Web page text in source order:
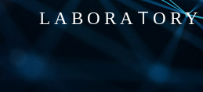
LABORATORY